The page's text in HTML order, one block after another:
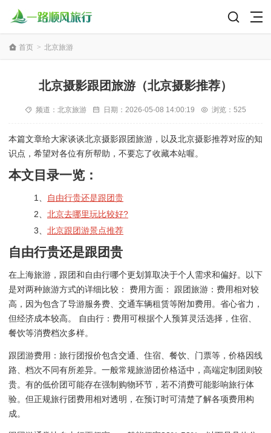
首页 > 北京旅游
北京摄影跟团旅游（北京摄影推荐）
频道： 北京旅游 日期： 2026-05-08 14:00:19 浏览：525
本篇文章给大家谈谈北京摄影跟团旅游，以及北京摄影推荐对应的知
识点，希望对各位有所帮助，不要忘了收藏本站喔。
本文目录一览：
1、
自由行贵还是跟团贵
2、 北京去哪里玩比较好?
3、 北京跟团游景点推荐
自由行贵还是跟团贵
在上海旅游，跟团和自由行哪个更划算取决于个人需求和偏好。以下
是对两种旅游方式的详细比较： 费用方面： 跟团旅游：费用相对较
高，因为包含了导游服务费、交通车辆租赁等附加费用。省心省力，
但经济成本较高。 自由行：费用可根据个人预算灵活选择，住宿、
餐饮等消费档次多样。
跟团游费用：旅行团报价包含交通、住宿、餐饮、门票等，价格因线
路、档次不同有所差异。一般常规旅游团价格适中，高端定制团则较
贵。有的低价团可能存在强制购物环节，若不消费可能影响旅行体
验。但正规旅行团费用相对透明，在预订时可清楚了解各项费用构
成。